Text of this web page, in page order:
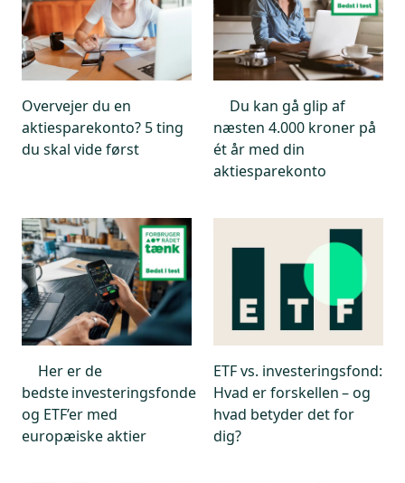
iShares Core S&P 500 UCITS ETF – 39 %
iShares Core MSCI World UCITS ETF – 28 %
iShares Core MSCI EM IMI UCITS ETF – 10 %
IShares Core EURO STOXX 50 UCITS ETF – 7 %
IShares MSCI World Small Cap UCITS USD (Acc.) - 6
%
IShares Edge MSCI World Value Factor UCITS ETF
IShares Core MSCI Japan IMI UCITS ETF – 5 %
Overvejer du en
aktiesparekonto? 5 ting
du skal vide først
Du kan gå glip af
næsten 4.000 kroner på
ét år med din
aktiesparekonto
Her er de
bedste investeringsfonde
og ETF’er med
europæiske aktier
ETF vs. investeringsfond:
Hvad er forskellen – og
hvad betyder det for
dig?